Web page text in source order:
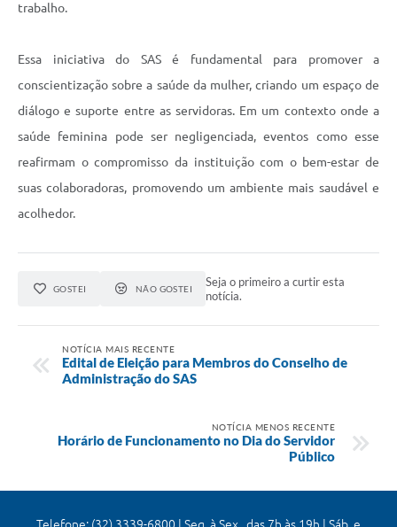
trabalho.
Essa iniciativa do SAS é fundamental para promover a
conscientização sobre a saúde da mulher, criando um espaço de
diálogo e suporte entre as servidoras. Em um contexto onde a
saúde feminina pode ser negligenciada, eventos como esse
reafirmam o compromisso da instituição com o bem-estar de
suas colaboradoras, promovendo um ambiente mais saudável e
acolhedor.
GOSTEI NÃO GOSTEI
Seja o primeiro a curtir esta
notícia.
NOTÍCIA MAIS RECENTE
Edital de Eleição para Membros do Conselho de
Administração do SAS
NOTÍCIA MENOS RECENTE
Horário de Funcionamento no Dia do Servidor
Público
Telefone: (32) 3339-6800 | Seg. à Sex., das 7h às 19h | Sáb. e